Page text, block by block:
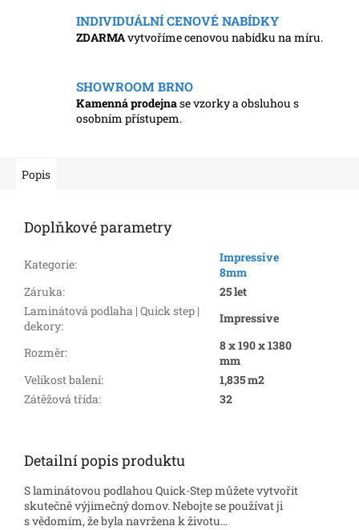
INDIVIDUÁLNÍ CENOVÉ NABÍDKY
ZDARMAvytvoříme cenovou nabídku na míru.
SHOWROOM BRNO
Kamenná prodejnase vzorky a obsluhou s
osobním přístupem.
Popis
Detailní popis produktu
S laminátovou podlahou Quick-Step můžete vytvořit
skutečně výjimečný domov. Nebojte se používat ji
s vědomím, že byla navržena k životu…
Doplňkové parametry
Kategorie:
Impressive
8mm
Záruka:
25 let
Laminátová podlaha | Quick step |
dekory:
Impressive
Rozměr:
8 x 190 x 1380
mm
Velikost balení:
1,835 m2
Zátěžová třída: 32